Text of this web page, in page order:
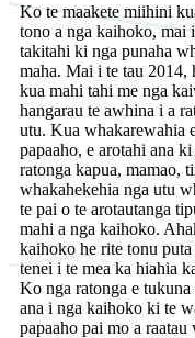
Ko te maakete miihini
tono a nga kaihoko, mai
takitahi ki nga punaha
maha. Mai i te tau 2014,
kua mahi tahi me nga
hangarau te awhina i a
utu. Kua whakarewahia
papaaho, e arotahi ana
ratonga kapua, mamao,
whakahekehia nga utu
te pai o te arotautanga
mahi a nga kaihoko.
kaihoko he rite tonu puta
tenei i te mea ka hiahia
Ko nga ratonga e
ana i nga kaihoko ki te
papaaho pai mo a raatau